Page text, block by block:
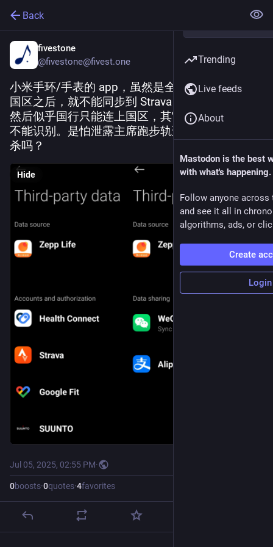
Back
fivestone
@fivestone@fivest.one
小米手环/手表的 app，虽然是全球版，但是选了
国区之后，就不能同步到 Strava / Google Fit 了。
然后似乎国行只能连上国区，其它区域扫二维码
不能识别。是怕泄露主席跑步轨迹被敌对势力暗
杀吗？
Hide
Jul 05, 2025, 02:55 PM·
0boosts·0quotes·4favorites
Trending
Live feeds
About
Mastodon is the best
with what's happening.
Follow anyone across
and see it all in
algorithms, ads, or
Create
Login